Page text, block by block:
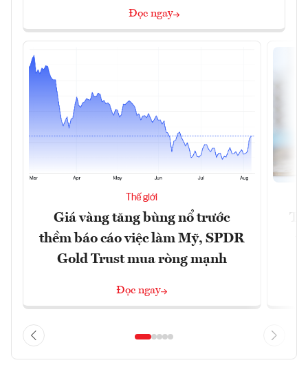
Đọc ngay
Thế giới
Giá vàng tăng bùng nổ trước
thềm báo cáo việc làm Mỹ, SPDR
Gold Trust mua ròng mạnh
Đọc ngay